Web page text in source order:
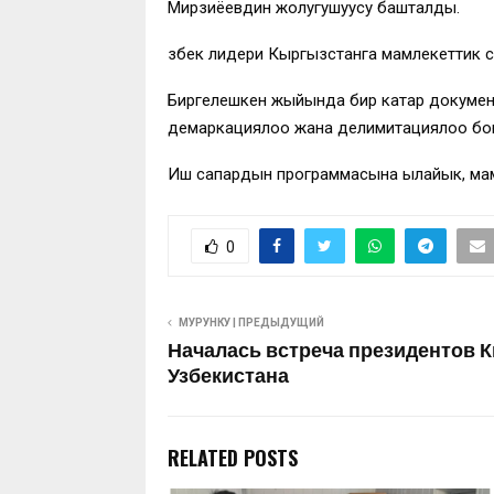
Мирзиёевдин жолугушуусу башталды.
Өзбек лидери Кыргызстанга
Биргелешкен жыйында бир катар
демаркациялоо жана делимитациялоо
Иш сапардын программасына ылайык,
0
МУРУНКУ | ПРЕДЫДУЩИЙ
Началась встреча президентов
Узбекистана
RELATED POSTS